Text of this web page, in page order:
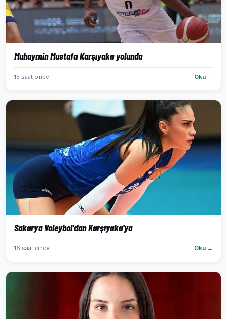
Muhaymin Mustafa Karşıyaka yolunda
15 saat önce Oku →
Sakarya Voleybol'dan Karşıyaka'ya
16 saat önce Oku →